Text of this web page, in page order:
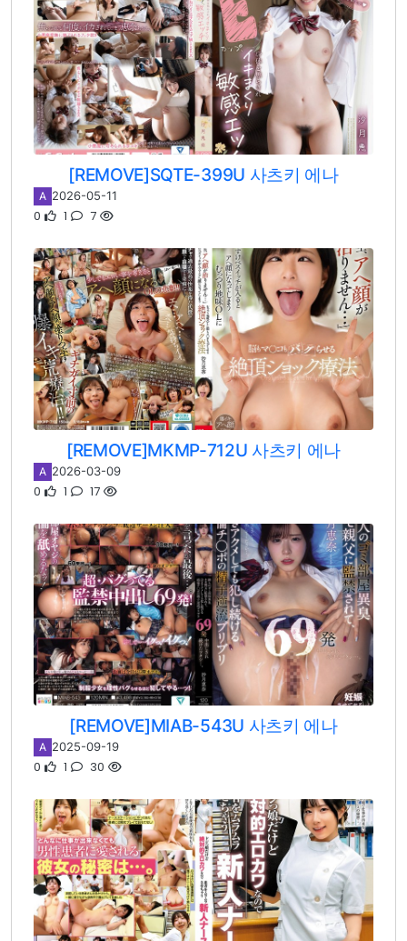
[REMOVE]SQTE-399U 사츠키 에나
A 2026-05-11
0 1 7
[REMOVE]MKMP-712U 사츠키 에나
A 2026-03-09
0 1 17
[REMOVE]MIAB-543U 사츠키 에나
A 2025-09-19
0 1 30